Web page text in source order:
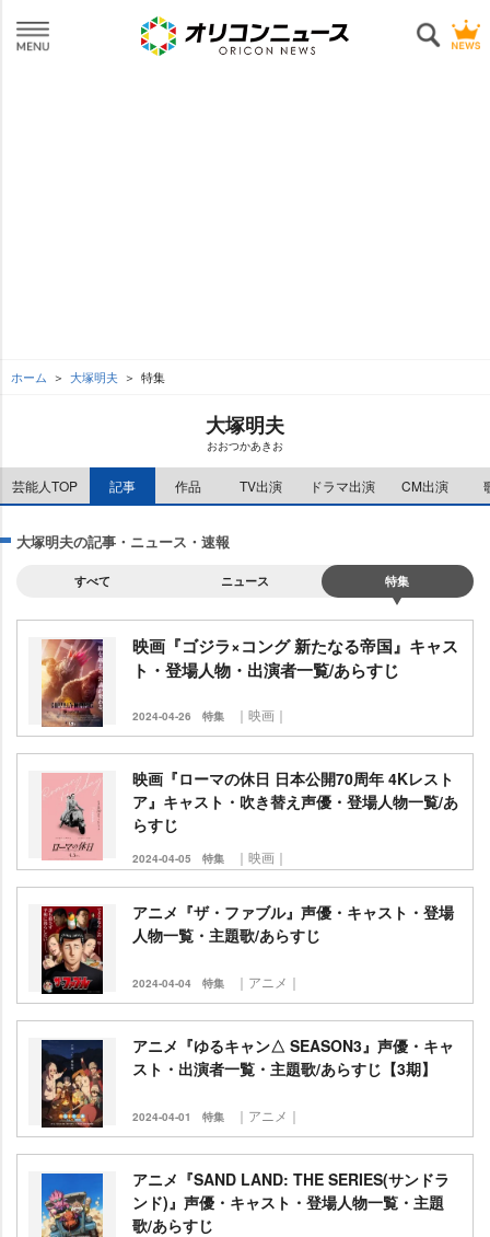
ホーム 大塚明夫 特集
大塚明夫
おおつかあきお
芸能人TOP 記事 作品 TV出演 ドラマ出演 CM出演
大塚明夫の記事・ニュース・速報
すべて ニュース 特集
映画『ゴジラ×コング 新たなる帝国』キャス
ト・登場人物・出演者一覧/あらすじ
2024-04-26 特集 ｜映画｜
映画『ローマの休日 日本公開70周年 4Kレスト
ア』キャスト・吹き替え声優・登場人物一覧/あ
らすじ
2024-04-05 特集 ｜映画｜
アニメ『ザ・ファブル』声優・キャスト・登場
人物一覧・主題歌/あらすじ
2024-04-04 特集 ｜アニメ｜
アニメ『ゆるキャン△ SEASON3』声優・キャ
スト・出演者一覧・主題歌/あらすじ【3期】
2024-04-01 特集 ｜アニメ｜
アニメ『SAND LAND: THE SERIES(サンドラ
ンド)』声優・キャスト・登場人物一覧・主題
歌/あらすじ